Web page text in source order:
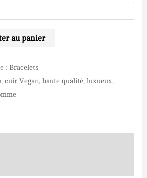
au panier
: Bracelets
, cuir Vegan, haute qualité, luxueux,